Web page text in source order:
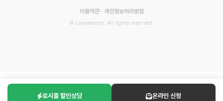
로시콜 할인상담 온라인 신청
이용약관· 개인정보처리방침
© Lawseecom. All rights reserved.